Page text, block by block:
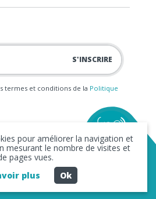
termes et conditions de la Politique
-Mentions légales
Business to Web
pour améliorer la navigation et
mesurant le nombre de visites et
pages vues.
plus
Ok